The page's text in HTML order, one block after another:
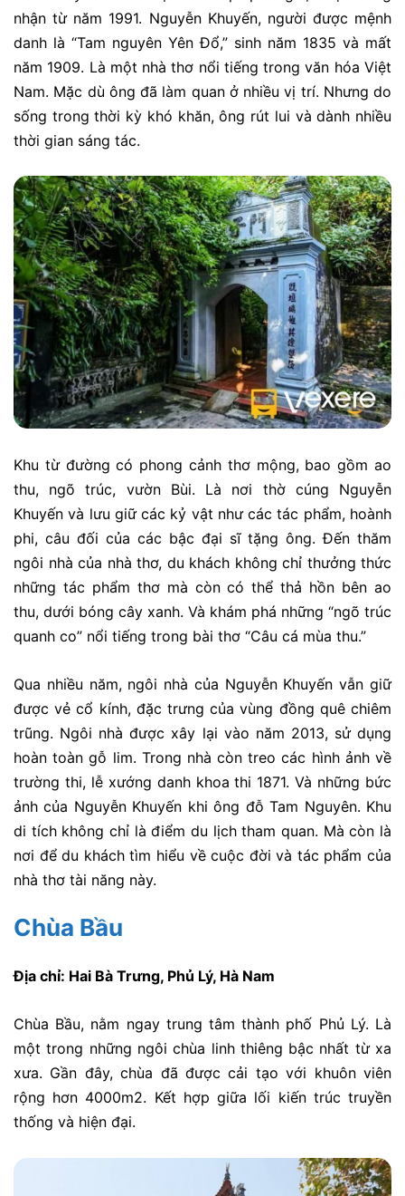
nhận từ năm 1991. Nguyễn Khuyến, người được mệnh
danh là “Tam nguyên Yên Đổ,” sinh năm 1835 và mất
năm 1909. Là một nhà thơ nổi tiếng trong văn hóa Việt
Nam. Mặc dù ông đã làm quan ở nhiều vị trí. Nhưng do
sống trong thời kỳ khó khăn, ông rút lui và dành nhiều
thời gian sáng tác.
Khu từ đường có phong cảnh thơ mộng, bao gồm ao
thu, ngõ trúc, vườn Bùi. Là nơi thờ cúng Nguyễn
Khuyến và lưu giữ các kỷ vật như các tác phẩm, hoành
phi, câu đối của các bậc đại sĩ tặng ông. Đến thăm
ngôi nhà của nhà thơ, du khách không chỉ thưởng thức
những tác phẩm thơ mà còn có thể thả hồn bên ao
thu, dưới bóng cây xanh. Và khám phá những “ngõ trúc
quanh co” nổi tiếng trong bài thơ “Câu cá mùa thu.”
Qua nhiều năm, ngôi nhà của Nguyễn Khuyến vẫn giữ
được vẻ cổ kính, đặc trưng của vùng đồng quê chiêm
trũng. Ngôi nhà được xây lại vào năm 2013, sử dụng
hoàn toàn gỗ lim. Trong nhà còn treo các hình ảnh về
trường thi, lễ xướng danh khoa thi 1871. Và những bức
ảnh của Nguyễn Khuyến khi ông đỗ Tam Nguyên. Khu
di tích không chỉ là điểm du lịch tham quan. Mà còn là
nơi để du khách tìm hiểu về cuộc đời và tác phẩm của
nhà thơ tài năng này.
Chùa Bầu
Địa chỉ: Hai Bà Trưng, Phủ Lý, Hà Nam
Chùa Bầu, nằm ngay trung tâm thành phố Phủ Lý. Là
một trong những ngôi chùa linh thiêng bậc nhất từ xa
xưa. Gần đây, chùa đã được cải tạo với khuôn viên
rộng hơn 4000m2. Kết hợp giữa lối kiến trúc truyền
thống và hiện đại.